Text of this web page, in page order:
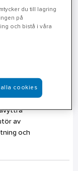
kommer att vara
i morse ett
AB (publ) om att
av
och
du till lagring
på
och bistå i våra
cookies